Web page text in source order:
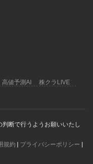
高値予測AI 株クラLIVE
断で行うようお願いいたし
規約 プライバシーポリシー